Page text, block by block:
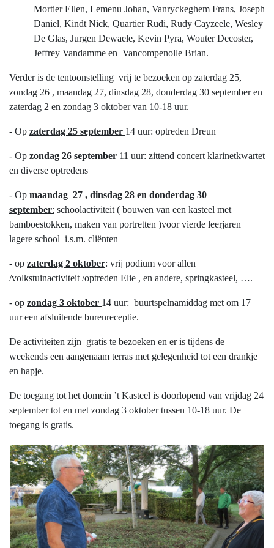
Mortier Ellen, Lemenu Johan, Vanryckeghem Frans, Joseph
Daniel, Kindt Nick, Quartier Rudi, Rudy Cayzeele, Wesley
De Glas, Jurgen Dewaele, Kevin Pyra, Wouter Decoster,
Jeffrey Vandamme en Vancompenolle Brian.
Verder is de tentoonstelling vrij te bezoeken op zaterdag 25,
zondag 26 , maandag 27, dinsdag 28, donderdag 30 september en
zaterdag 2 en zondag 3 oktober van 10-18 uur.
- Op zaterdag 25 september 14 uur: optreden Dreun
- Op zondag 26 september 11 uur: zittend concert klarinetkwartet
en diverse optredens
- Op maandag 27 , dinsdag 28 en donderdag 30
september: schoolactiviteit ( bouwen van een kasteel met
bamboestokken, maken van portretten )voor vierde leerjaren
lagere school i.s.m. cliënten
- op zaterdag 2 oktober: vrij podium voor allen
/volkstuinactiviteit /optreden Elie , en andere, springkasteel, ….
- op zondag 3 oktober 14 uur: buurtspelnamiddag met om 17
uur een afsluitende burenreceptie.
De activiteiten zijn gratis te bezoeken en er is tijdens de
weekends een aangenaam terras met gelegenheid tot een drankje
en hapje.
De toegang tot het domein ’t Kasteel is doorlopend van vrijdag 24
september tot en met zondag 3 oktober tussen 10-18 uur. De
toegang is gratis.